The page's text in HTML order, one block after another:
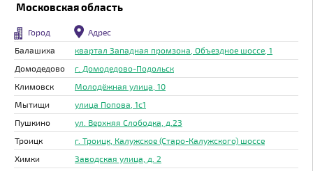
Московская область
Город
Адрес
Балашиха
квартал Западная промзона, Объездное шоссе, 1
Домодедово
г. Домодедово-Подольск
Климовск
Молодёжная улица, 10
Мытищи
улица Попова, 1с1
Пушкино
ул. Верхняя Слободка, д.23
Троицк
г. Троицк, Калужское (Старо-Калужского) шоссе
Химки
Заводская улица, д. 2